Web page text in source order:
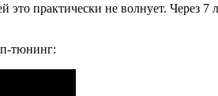
практически не волнует. Через
тюнинг: